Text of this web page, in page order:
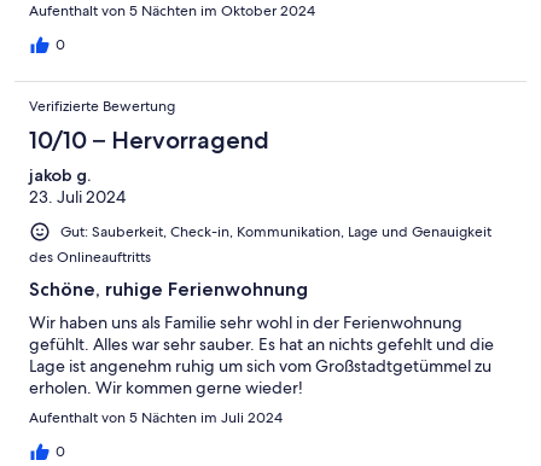
Aufenthalt von 5 Nächten im Oktober 2024
0
Verifizierte Bewertung
10/10 – Hervorragend
jakob g.
23. Juli 2024
Gut: Sauberkeit, Check-in, Kommunikation, Lage und Genauigkeit
des Onlineauftritts
Schöne, ruhige Ferienwohnung
Wir haben uns als Familie sehr wohl in der Ferienwohnung
gefühlt. Alles war sehr sauber. Es hat an nichts gefehlt und die
Lage ist angenehm ruhig um sich vom Großstadtgetümmel zu
erholen. Wir kommen gerne wieder!
Aufenthalt von 5 Nächten im Juli 2024
0